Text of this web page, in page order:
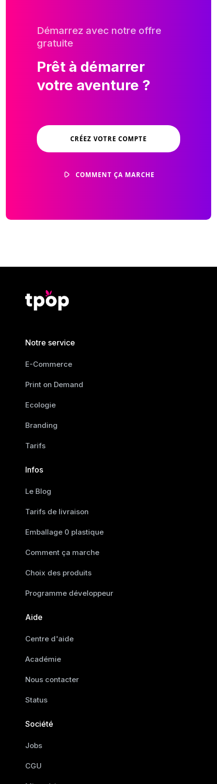
Démarrez avec notre offre
gratuite
Prêt à démarrer
votre aventure ?
CRÉEZ VOTRE COMPTE
COMMENT ÇA MARCHE
Notre service
E-Commerce
Print on Demand
Ecologie
Branding
Tarifs
Infos
Le Blog
Tarifs de livraison
Emballage 0 plastique
Comment ça marche
Choix des produits
Programme développeur
Aide
Centre d'aide
Académie
Nous contacter
Status
Société
Jobs
CGU